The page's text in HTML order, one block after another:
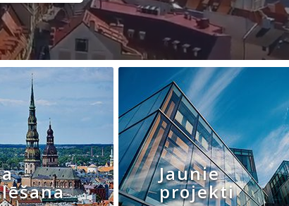
Jaunie
projekti